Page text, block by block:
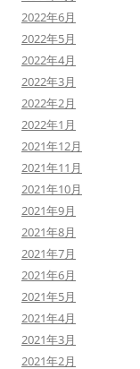
2022年6月
2022年5月
2022年4月
2022年3月
2022年2月
2022年1月
2021年12月
2021年11月
2021年10月
2021年9月
2021年8月
2021年7月
2021年6月
2021年5月
2021年4月
2021年3月
2021年2月